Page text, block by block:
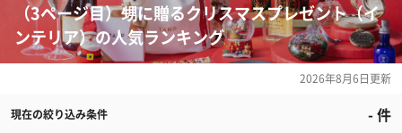
（3ページ目）甥に贈るクリスマスプレゼント（イ
ンテリア）の人気ランキング
2026年8月6日更新
現在の絞り込み条件 -件